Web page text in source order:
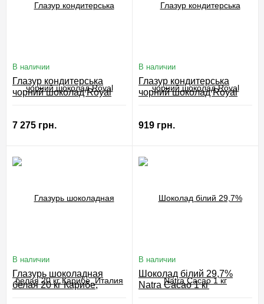
В наличии
Глазур кондитерська
чорний шоколад Royal
7 275 грн.
В наличии
Глазур кондитерська
чорний шоколад Royal
919 грн.
В наличии
Глазурь шоколадная
белая 20 кг Карибе,
В наличии
Шоколад білий 29,7%
Natra Cacao 1 кг